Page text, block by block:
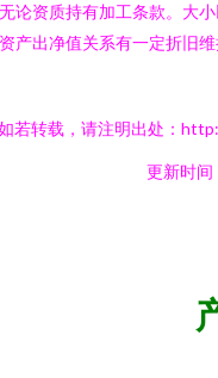
论资质持有加工条款。大
产出净值关系有一定折旧维
若转载，请注明出处：
更新时